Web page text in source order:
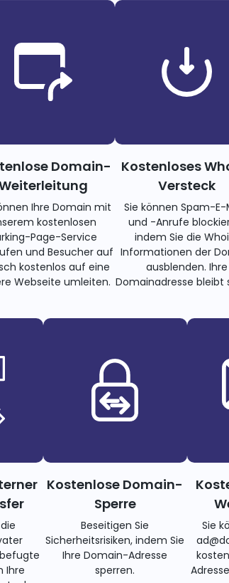
Domain-
Ihre Domain mit
kostenlosen
Page-Service
und Besucher auf
kostenlos auf eine
Webseite umleiten.
Kostenloses
Versteck
Sie können Spam-E-
und -Anrufe
indem Sie die
Informationen der
ausblenden. Ihre
Domainadresse bleibt
Ihre
Kostenlose Domain-
Sperre
Beseitigen Sie
Sicherheitsrisiken, indem Sie
Ihre Domain-Adresse
sperren.
Sie